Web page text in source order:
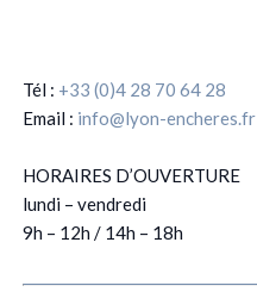
Tél : +33 (0)4 28 70 64 28
Email : info@lyon-encheres.fr
HORAIRES D’OUVERTURE
lundi – vendredi
9h – 12h / 14h – 18h